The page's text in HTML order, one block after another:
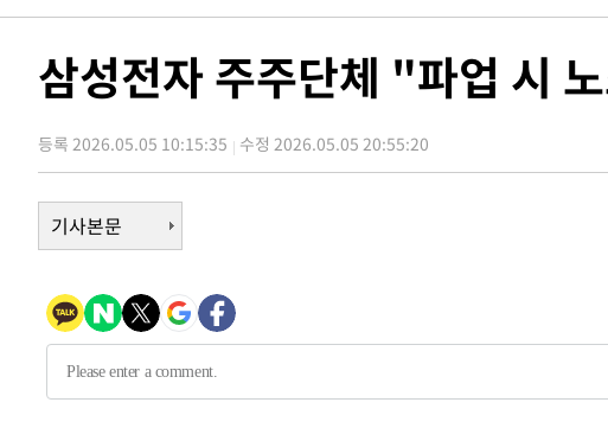
-23187초 전 >서울 낮 39도 '폭염중대경보'…40도 관측 가능성도
-12722초 전 >[속보] 호르무즈 해협 이란-오만 협상 기대속 뉴욕증시 혼조 마감 다
취임 3년 인터뷰
1시간 전 >[속보] "이란-오만, 호르무즈 해협 통행 항로 합의" 이란 외무부 대변인
-32226초 전 >[속보]경찰, '홍명보 선임 논란' 대한축구협회·축구회관 등 압수수
색-31613초 전 >
-31406초 전 >[속보]코스피 매도사이드카 발동…4%대 급락
-28239초 전 >서울 열대야 15일째 지속…비공식 '초열대야' 30도 넘어
-26806초 전 >[속보]코스닥, 2.15포인트(0.27%) 내린 797.44 출발
-26789초 전 > [속보]코스피, 119.51포인트(1.81%) 내린 6478.75 개장
삼성전자 주주단체 "파업 시
등록 2026.05.05 10:15:35 수정 2026.05.05 20:55:20
기사본문